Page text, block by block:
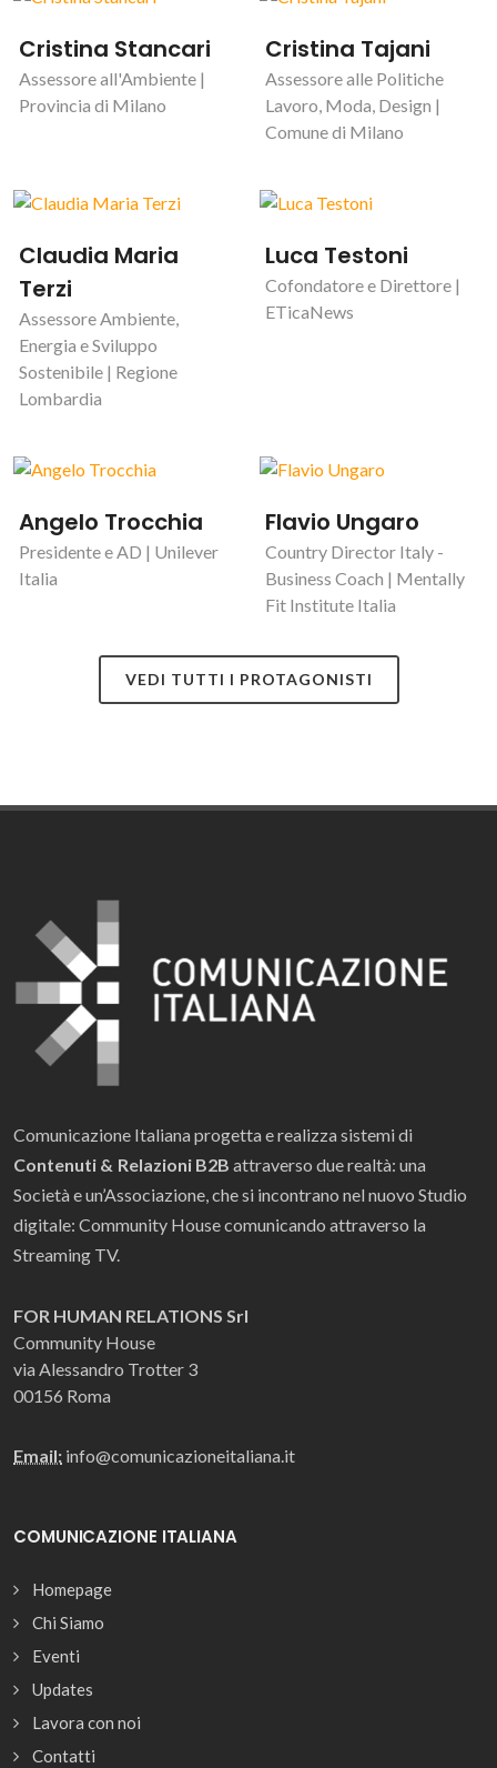
Cristina Stancari
Assessore all'Ambiente |
Provincia di Milano
Cristina Tajani
Assessore alle Politiche
Lavoro, Moda, Design |
Comune di Milano
Claudia Maria
Terzi
Assessore Ambiente,
Energia e Sviluppo
Sostenibile | Regione
Lombardia
Luca Testoni
Cofondatore e Direttore |
ETicaNews
Angelo Trocchia
Presidente e AD | Unilever
Italia
Flavio Ungaro
Country Director Italy -
Business Coach | Mentally
Fit Institute Italia
VEDI TUTTI I PROTAGONISTI
Comunicazione Italiana progetta e realizza sistemi di
Contenuti & Relazioni B2B attraverso due realtà: una
Società e un’Associazione, che si incontrano nel nuovo Studio
digitale: Community House comunicando attraverso la
Streaming TV.
FOR HUMAN RELATIONS Srl
Community House
via Alessandro Trotter 3
00156 Roma
Email: info@comunicazioneitaliana.it
COMUNICAZIONE ITALIANA
Homepage
Chi Siamo
Eventi
Updates
Lavora con noi
Contatti